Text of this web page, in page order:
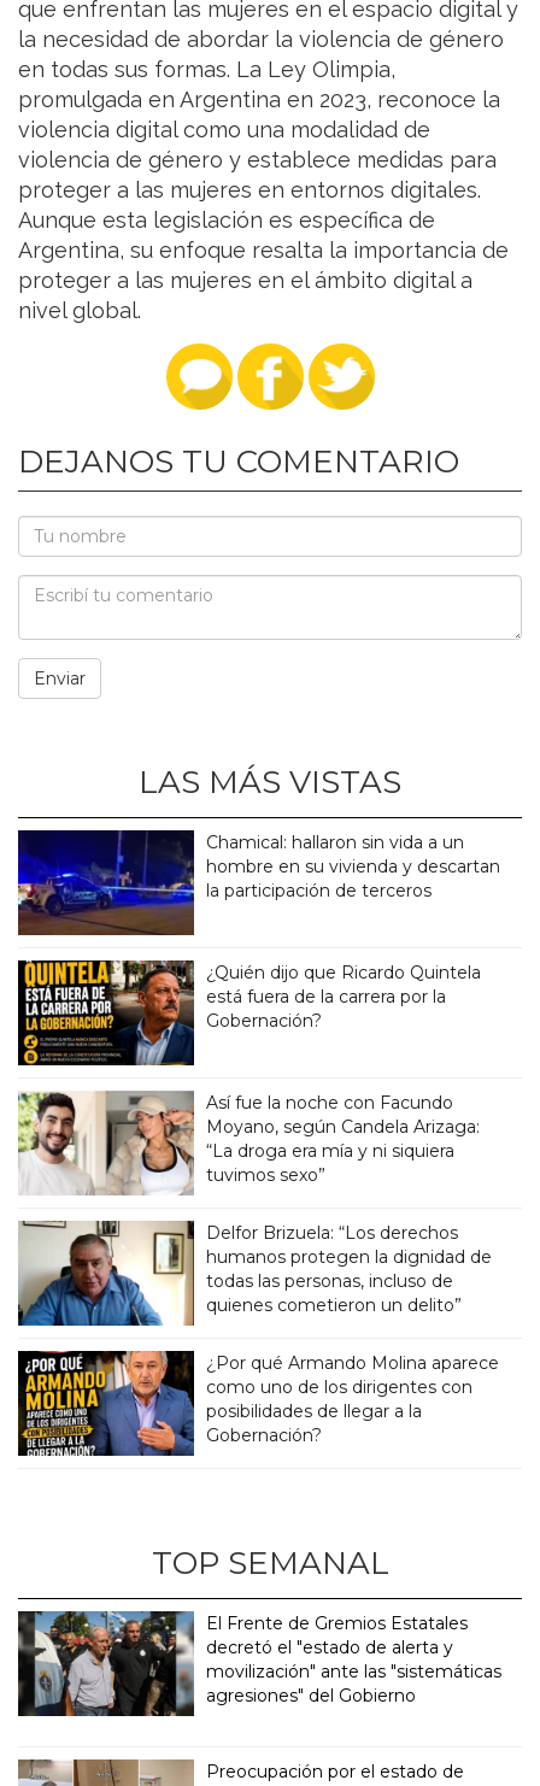
que enfrentan las mujeres en el espacio digital y
la necesidad de abordar la violencia de género
en todas sus formas. La Ley Olimpia,
promulgada en Argentina en 2023, reconoce la
violencia digital como una modalidad de
violencia de género y establece medidas para
proteger a las mujeres en entornos digitales.
Aunque esta legislación es específica de
Argentina, su enfoque resalta la importancia de
proteger a las mujeres en el ámbito digital a
nivel global.
DEJANOS TU COMENTARIO
LAS MÁS VISTAS
Chamical: hallaron sin vida a un
hombre en su vivienda y descartan
la participación de terceros
¿Quién dijo que Ricardo Quintela
está fuera de la carrera por la
Gobernación?
Así fue la noche con Facundo
Moyano, según Candela Arizaga:
“La droga era mía y ni siquiera
tuvimos sexo”
Delfor Brizuela: “Los derechos
humanos protegen la dignidad de
todas las personas, incluso de
quienes cometieron un delito”
¿Por qué Armando Molina aparece
como uno de los dirigentes con
posibilidades de llegar a la
Gobernación?
TOP SEMANAL
El Frente de Gremios Estatales
decretó el "estado de alerta y
movilización" ante las "sistemáticas
agresiones" del Gobierno
Preocupación por el estado de